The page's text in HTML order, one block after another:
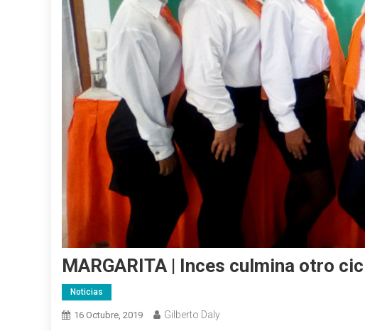
MARGARITA | Inces culmina otro
Noticias
16 Octubre, 2019 Gilberto Daly